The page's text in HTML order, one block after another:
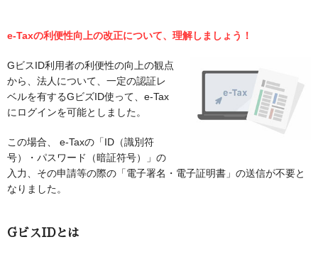
e-Taxの利便性向上の改正について、理解しましょう！
GビスID利用者の利便性の向上の観点
から、法人について、一定の認証レ
ベルを有するGビズID使って、e-Tax
にログインを可能としました。
この場合、 e-Taxの「ID（識別符
号）・パスワード（暗証符号）」の
入力、その申請等の際の「電子署名・電子証明書」の送信が不要と
なりました。
GビスIDとは